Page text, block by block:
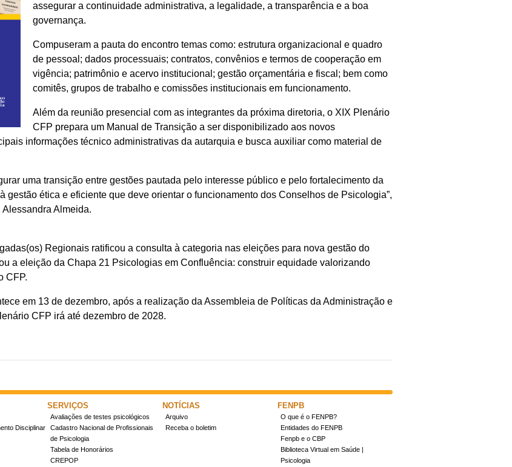
assegurar a continuidade administrativa, a legalidade, a transparência e a boa
governança.
Compuseram a pauta do encontro temas como: estrutura organizacional e quadro
de pessoal; dados processuais; contratos, convênios e termos de cooperação em
vigência; patrimônio e acervo institucional; gestão orçamentária e fiscal; bem como
comitês, grupos de trabalho e comissões institucionais em funcionamento.
Além da reunião presencial com as integrantes da próxima diretoria, o XIX Plenário
CFP prepara um Manual de Transição a ser disponibilizado aos novos
informações técnico administrativas da autarquia e busca auxiliar como material de
uma transição entre gestões pautada pelo interesse público e pelo fortalecimento da
gestão ética e eficiente que deve orientar o funcionamento dos Conselhos de Psicologia”,
Almeida.
Regionais ratificou a consulta à categoria nas eleições para nova gestão do
a eleição da Chapa 21 Psicologias em Confluência: construir equidade valorizando
CFP.
em 13 de dezembro, após a realização da Assembleia de Políticas da Administração e
CFP irá até dezembro de 2028.
Disciplinar
SERVIÇOS
Avaliações de testes psicológicos
Cadastro Nacional de Profissionais
de Psicologia
Tabela de Honorários
CREPOP
NOTÍCIAS
Arquivo
Receba o boletim
FENPB
O que é o FENPB?
Entidades do FENPB
Fenpb e o CBP
Biblioteca Virtual em Saúde |
Psicologia